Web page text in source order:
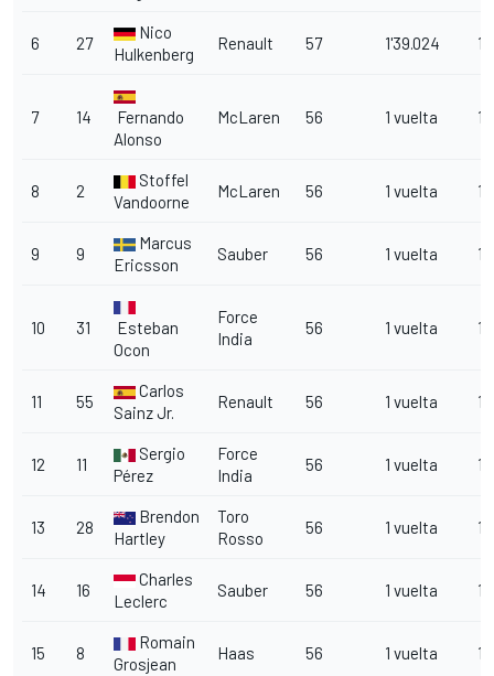
6 27
Nico
Hulkenberg
Renault 57 1'39.024
7 14
Fernando
Alonso
McLaren 56 1 vuelta 1
8 2
Stoffel
Vandoorne
McLaren 56 1 vuelta 1
9 9
Marcus
Ericsson
Sauber 56 1 vuelta 1
10 31
Esteban
Ocon
Force
India
56 1 vuelta 1
11 55
Carlos
Sainz Jr.
Renault 56 1 vuelta 1
12 11
Sergio
Pérez
Force
India
56 1 vuelta 1
13 28
Brendon
Hartley
Toro
Rosso
56 1 vuelta 1
14 16
Charles
Leclerc
Sauber 56 1 vuelta 1
15 8
Romain
Grosjean
Haas 56 1 vuelta 1